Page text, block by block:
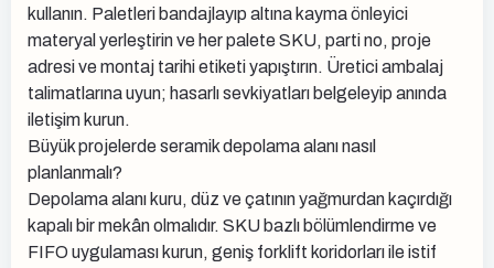
kullanın. Paletleri bandajlayıp altına kayma önleyici
materyal yerleştirin ve her palete SKU, parti no, proje
adresi ve montaj tarihi etiketi yapıştırın. Üretici ambalaj
talimatlarına uyun; hasarlı sevkiyatları belgeleyip anında
iletişim kurun.
Büyük projelerde seramik depolama alanı nasıl
planlanmalı?
Depolama alanı kuru, düz ve çatının yağmurdan kaçırdığı
kapalı bir mekân olmalıdır. SKU bazlı bölümlendirme ve
FIFO uygulaması kurun, geniş forklift koridorları ile istif